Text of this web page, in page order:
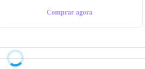
Comprar agora